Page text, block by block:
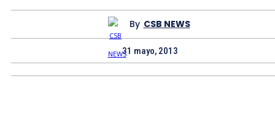
By CSB NEWS
31 mayo, 2013